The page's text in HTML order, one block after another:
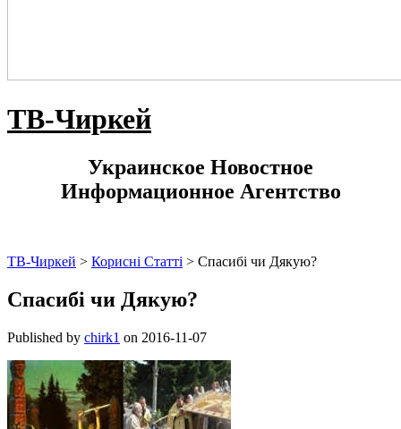
ТВ-Чиркей
Украинское Новостное
Информационное Агентство
ТВ-Чиркей > Корисні Статті > Спасибі чи Дякую?
Спасибі чи Дякую?
Published by chirk1 on 2016-11-07